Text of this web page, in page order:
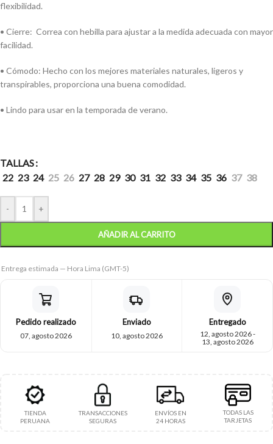
flexibilidad.
• Cierre: Correa con hebilla para ajustar a la medida adecuada con mayor
facilidad.
• Cómodo: Hecho con los mejores materiales naturales, ligeros y
transpirables, proporciona una buena comodidad.
• Lindo para usar en la temporada de verano.
TALLAS
22 23 24 25 26 27 28 29 30 31 32 33 34 35 36 37 38
- +
AÑADIR AL CARRITO
Entrega estimada — Hora Lima (GMT-5)
Pedido realizado
07, agosto 2026
Enviado
10, agosto 2026
Entregado
12, agosto 2026 -
13, agosto 2026
TIENDA
PERUANA
TRANSACCIONES
SEGURAS
ENVÍOS EN
24 HORAS
TODAS LAS
TARJETAS